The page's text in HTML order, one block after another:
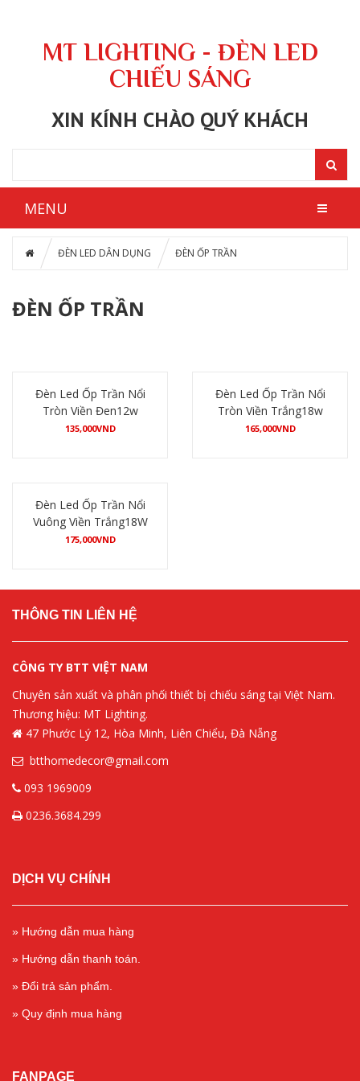
MT LIGHTING - ĐÈN LED
CHIẾU SÁNG
XIN KÍNH CHÀO QUÝ KHÁCH
MENU
ĐÈN LED DÂN DỤNG ĐÈN ỐP TRẦN
ĐÈN ỐP TRẦN
Đèn Led Ốp Trần Nổi
Tròn Viền Đen12w
135,000VND
Đèn Led Ốp Trần Nổi
Tròn Viền Trắng18w
165,000VND
Đèn Led Ốp Trần Nổi
Vuông Viền Trắng18W
175,000VND
THÔNG TIN LIÊN HỆ
CÔNG TY BTT VIỆT NAM
Chuyên sản xuất và phân phối thiết bị chiếu sáng tại Việt Nam.
Thương hiệu: MT Lighting.
47 Phước Lý 12, Hòa Minh, Liên Chiểu, Đà Nẵng
btthomedecor@gmail.com
093 1969009
0236.3684.299
DỊCH VỤ CHÍNH
» Hướng dẫn mua hàng
» Hướng dẫn thanh toán.
» Đổi trả sản phẩm.
» Quy định mua hàng
FANPAGE